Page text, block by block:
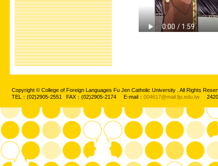
Copyright © College of Foreign Languages Fu Jen Catholic University . All Rights
TEL：(02)2905-2551 FAX：(02)2905-2174 E-mail： 004617@mail.fju.edu.tw